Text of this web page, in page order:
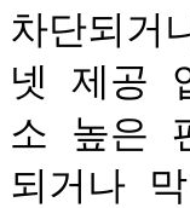
차단되
넷 제공
소 높은
되거나